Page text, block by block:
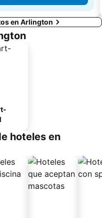
en Arlington
hoteles en